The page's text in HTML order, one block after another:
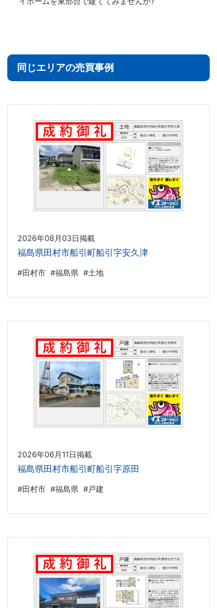
同じエリアの売買事例
2026年08月03日掲載
福島県田村市船引町船引字安久津
#田村市 #福島県 #土地
2026年06月11日掲載
福島県田村市船引町船引字原田
#田村市 #福島県 #戸建